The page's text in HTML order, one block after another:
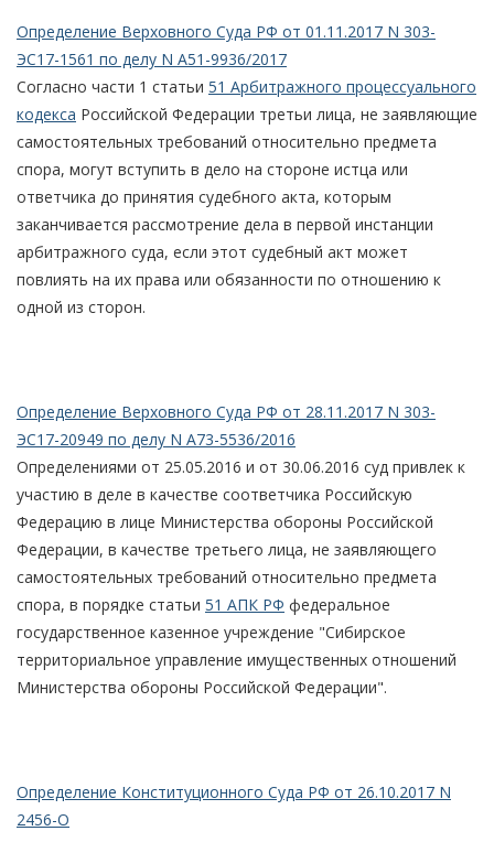
Определение Верховного Суда РФ от 01.11.2017 N 303-
ЭС17-1561 по делу N А51-9936/2017
Согласно части 1 статьи 51 Арбитражного процессуального
кодекса Российской Федерации третьи лица, не заявляющие
самостоятельных требований относительно предмета
спора, могут вступить в дело на стороне истца или
ответчика до принятия судебного акта, которым
заканчивается рассмотрение дела в первой инстанции
арбитражного суда, если этот судебный акт может
повлиять на их права или обязанности по отношению к
одной из сторон.
Определение Верховного Суда РФ от 28.11.2017 N 303-
ЭС17-20949 по делу N А73-5536/2016
Определениями от 25.05.2016 и от 30.06.2016 суд привлек к
участию в деле в качестве соответчика Российскую
Федерацию в лице Министерства обороны Российской
Федерации, в качестве третьего лица, не заявляющего
самостоятельных требований относительно предмета
спора, в порядке статьи 51 АПК РФ федеральное
государственное казенное учреждение "Сибирское
территориальное управление имущественных отношений
Министерства обороны Российской Федерации".
Определение Конституционного Суда РФ от 26.10.2017 N
2456-О